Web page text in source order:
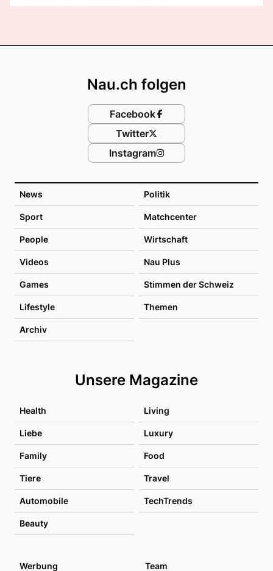
News Politik
Sport Matchcenter
People Wirtschaft
Videos Nau Plus
Games Stimmen der Schweiz
Lifestyle Themen
Archiv
Unsere Magazine
Health Living
Liebe Luxury
Family Food
Tiere Travel
Automobile TechTrends
Beauty
Nau.ch folgen
Facebook
Twitter
Instagram
Werbung Team